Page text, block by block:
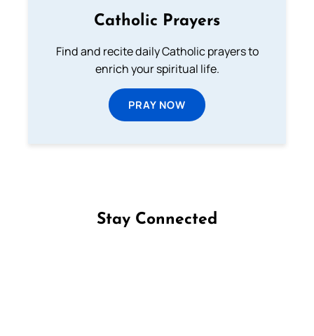
Catholic Prayers
Find and recite daily Catholic prayers to
enrich your spiritual life.
PRAY NOW
Stay Connected